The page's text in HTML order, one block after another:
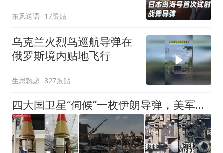
东风送语 17跟贴
乌克兰火烈鸟巡航导弹在
俄罗斯境内贴地飞行
生思孰虑 827跟贴
四大国卫星“伺候”一枚伊朗导弹，美军拦截那么吃力，这下破案了